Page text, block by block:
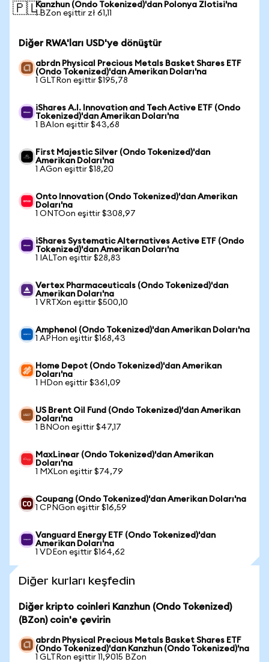
🇵🇱Kanzhun (Ondo Tokenized)'dan Polonya Zlotisi'na
1 BZon eşittir zł 61,11
Diğer RWA'ları USD'ye dönüştür
abrdn Physical Precious Metals Basket Shares ETF
(Ondo Tokenized)'dan Amerikan Doları'na
1 GLTRon eşittir $195,78
iShares A.I. Innovation and Tech Active ETF (Ondo
Tokenized)'dan Amerikan Doları'na
1 BAIon eşittir $43,68
First Majestic Silver (Ondo Tokenized)'dan
Amerikan Doları'na
1 AGon eşittir $18,20
Onto Innovation (Ondo Tokenized)'dan Amerikan
Doları'na
1 ONTOon eşittir $308,97
iShares Systematic Alternatives Active ETF (Ondo
Tokenized)'dan Amerikan Doları'na
1 IALTon eşittir $28,83
Vertex Pharmaceuticals (Ondo Tokenized)'dan
Amerikan Doları'na
1 VRTXon eşittir $500,10
Amphenol (Ondo Tokenized)'dan Amerikan Doları'na
1 APHon eşittir $168,43
Home Depot (Ondo Tokenized)'dan Amerikan
Doları'na
1 HDon eşittir $361,09
US Brent Oil Fund (Ondo Tokenized)'dan Amerikan
Doları'na
1 BNOon eşittir $47,17
MaxLinear (Ondo Tokenized)'dan Amerikan
Doları'na
1 MXLon eşittir $74,79
Coupang (Ondo Tokenized)'dan Amerikan Doları'na
1 CPNGon eşittir $16,59
Vanguard Energy ETF (Ondo Tokenized)'dan
Amerikan Doları'na
1 VDEon eşittir $164,62
Diğer kurları keşfedin
Diğer kripto coinleri Kanzhun (Ondo Tokenized)
(BZon) coin'e çevirin
abrdn Physical Precious Metals Basket Shares ETF
(Ondo Tokenized)'dan Kanzhun (Ondo Tokenized)'na
1 GLTRon eşittir 11,9015 BZon